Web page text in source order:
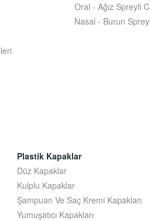
Oral - Ağız Spreyli
Nasal - Burun
Plastik Kapaklar
Düz Kapaklar
Kulplu Kapaklar
Şampuan Ve Saç Kremi Kapakları
Yumuşatıcı Kapakları